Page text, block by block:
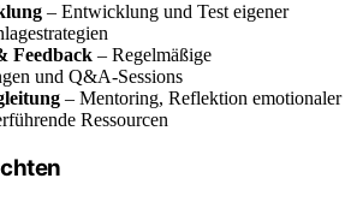
– Entwicklung und Test eigener
Feedback – Regelmäßige
und Q&A-Sessions
– Mentoring, Reflektion emotionaler
Ressourcen